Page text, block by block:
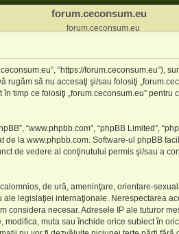
forum.ceconsum.eu
forum.ceconsum.eu
“https://
să nu accesaţi şi/sau folosiţi
timp ce folosiţi „forum.ceconsum.eu”
“www.phpbb.com”, “phpBB Limited”,
de la www.phpbb.com. Software-ul phpBB
de vedere al conţinutului permis şi/sau a
de ură, ameninţare, orientare-
ale legislaţiei internaţionale. Nerespectarea
considera necesar. Adresele IP ale tuturor
modifica, muta sau închide orice subiect în